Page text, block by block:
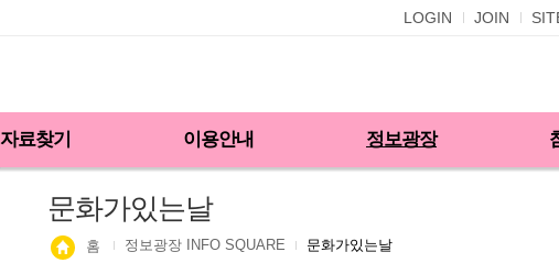
LOGIN JOIN
자료찾기 이용안내 정보광장
문화가있는날
홈 정보광장 INFO SQUARE 문화가있는날